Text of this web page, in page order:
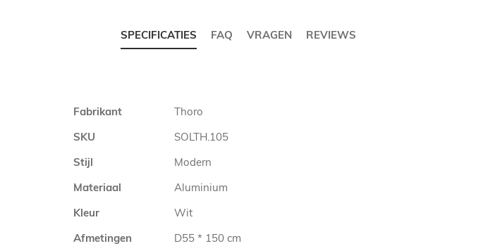
SPECIFICATIES FAQ VRAGEN REVIEWS
Meer
Fabrikant
Thoro
SKU
SOLTH.105
Stijl
Modern
Materiaal
Aluminium
Kleur
Wit
Afmetingen
D55 * 150 cm